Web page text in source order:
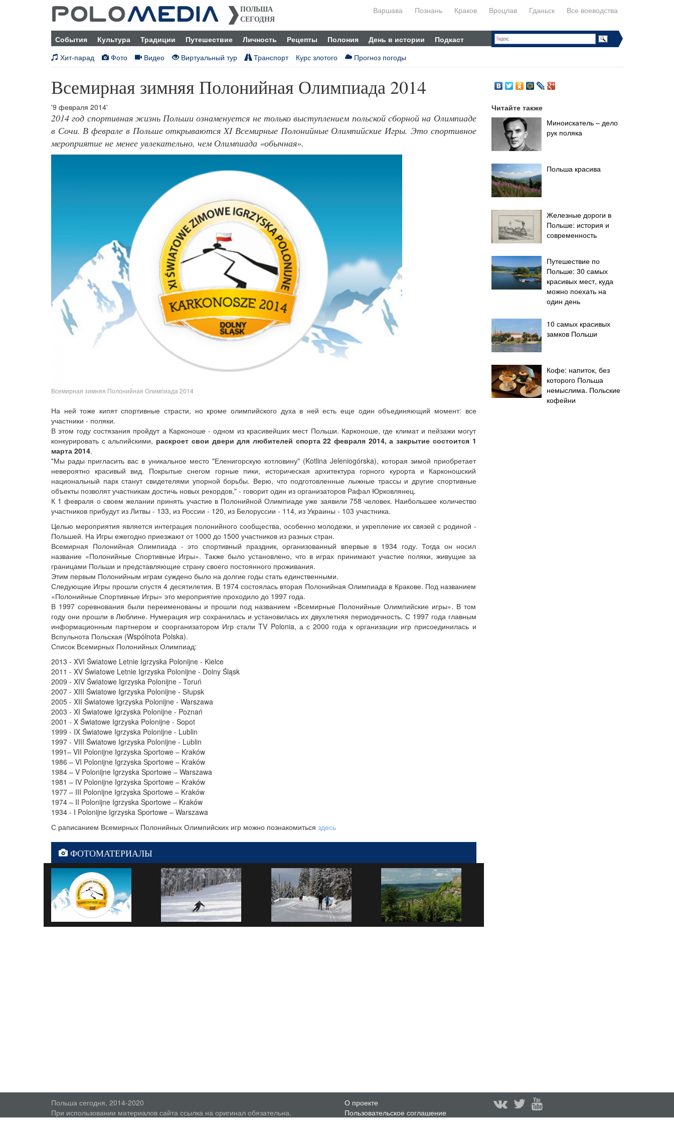
ПОЛЬША
СЕГОДНЯ
Варшава Познань Краков Вроцлав Гданьск Все воеводства
События Культура Традиции Путешествие Личность Рецепты Полония День в истории
Подкаст
Хит-парад
Фото Видео Виртуальный тур Транспорт Курс злотого Прогноз погоды
Всемирная зимняя Полонийная Олимпиада 2014
'9 февраля 2014'
2014 год спортивная жизнь Польши ознаменуется не только выступлением польской сборной на Олимпиаде
в Сочи. В феврале в Польше открываются XI Всемирные Полонийные Олимпийские Игры. Это спортивное
мероприятие не менее увлекательно, чем Олимпиада «обычная».
Всемирная зимняя Полонийная Олимпиада 2014
На ней тоже кипят спортивные страсти, но кроме олимпийского духа в ней есть еще один объединяющий момент: все
участники - поляки.
В этом году состязания пройдут а Карконоше - одном из красивейших мест Польши. Карконоше, где климат и пейзажи могут
конкурировать с альпийскими, раскроет свои двери для любителей спорта 22 февраля 2014, а закрытие состоится 1
марта 2014.
"Мы рады пригласить вас в уникальное место "Еленигорскую котловину" (Kotlina Jeleniogórska), которая зимой приобретает
невероятно красивый вид. Покрытые снегом горные пики, историческая архитектура горного курорта и Карконошский
национальный парк станут свидетелями упорной борьбы. Верю, что подготовленные лыжные трассы и другие спортивные
объекты позволят участникам достичь новых рекордов," - говорит один из организаторов Рафал Юрковлянец.
К 1 февраля о своем желании принять участие в Полонийной Олимпиаде уже заявили 758 человек. Наибольшее количество
участников прибудут из Литвы - 133, из России - 120, из Белоруссии - 114, из Украины - 103 участника.
Целью мероприятия является интеграция полонийного сообщества, особенно молодежи, и укрепление их связей с родиной -
Польшей. На Игры ежегодно приезжают от 1000 до 1500 участников из разных стран.
Всемирная Полонийная Олимпиада - это спортивный праздник, организованный впервые в 1934 году. Тогда он носил
название «Полонийные Спортивные Игры». Также было установлено, что в играх принимают участие поляки, живущие за
границами Польши и представляющие страну своего постоянного проживания.
Этим первым Полонийным играм суждено было на долгие годы стать единственными.
Следующие Игры прошли спустя 4 десятилетия. В 1974 состоялась вторая Полонийная Олимпиада в Кракове. Под названием
«Полонийные Спортивные Игры» это мероприятие проходило до 1997 года.
В 1997 соревнования были переименованы и прошли под названием «Всемирные Полонийные Олимпийские игры». В том
году они прошли в Люблине. Нумерация игр сохранилась и установилась их двухлетняя периодичность. С 1997 года главным
информационным партнером и соорганизатором Игр стали TV Polonia, а с 2000 года к организации игр присоединилась и
Вспульнота Польская (Wspólnota Polska).
Список Всемирных Полонийных Олимпиад:
2013 - XVI Światowe Letnie Igrzyska Polonijne - Kielce
2011 - XV Światowe Letnie Igrzyska Polonijne - Dolny Śląsk
2009 - XIV Światowe Igrzyska Polonijne - Toruń
2007 - XIII Światowe Igrzyska Polonijne - Słupsk
2005 - XII Światowe Igrzyska Polonijne - Warszawa
2003 - XI Światowe Igrzyska Polonijne - Poznań
2001 - X Światowe Igrzyska Polonijne - Sopot
1999 - IX Światowe Igrzyska Polonijne - Lublin
1997 - VIII Światowe Igrzyska Polonijne - Lublin
1991– VII Polonijne Igrzyska Sportowe – Kraków
1986 – VI Polonijne Igrzyska Sportowe – Kraków
1984 – V Polonijne Igrzyska Sportowe – Warszawa
1981 – IV Polonijne Igrzyska Sportowe – Kraków
1977 – III Polonijne Igrzyska Sportowe – Kraków
1974 – II Polonijne Igrzyska Sportowe – Kraków
1934 - I Polonijne Igrzyska Sportowe – Warszawa
С раписанием Всемирных Полонийных Олимпийских игр можно познакомиться здесь
ФОТОМАТЕРИАЛЫ
Читайте также
Миноискатель – дело
рук поляка
Польша красива
Железные дороги в
Польше: история и
современность
Путешествие по
Польше: 30 самых
красивых мест, куда
можно поехать на
один день
10 самых красивых
замков Польши
Кофе: напиток, без
которого Польша
немыслима. Польские
кофейни
Польша сегодня, 2014-2020
При использовании материалов сайта ссылка на оригинал обязательна.
О проекте
Пользовательское соглашение